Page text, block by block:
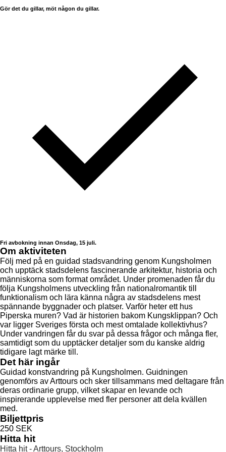
Gör det du gillar, möt någon du gillar.
Fri avbokning innan Onsdag, 15 juli.
Om aktiviteten
Följ med på en guidad stadsvandring genom Kungsholmen
och upptäck stadsdelens fascinerande arkitektur, historia och
människorna som format området. Under promenaden får du
följa Kungsholmens utveckling från nationalromantik till
funktionalism och lära känna några av stadsdelens mest
spännande byggnader och platser. Varför heter ett hus
Piperska muren? Vad är historien bakom Kungsklippan? Och
var ligger Sveriges första och mest omtalade kollektivhus?
Under vandringen får du svar på dessa frågor och många fler,
samtidigt som du upptäcker detaljer som du kanske aldrig
tidigare lagt märke till.
Det här ingår
Guidad konstvandring på Kungsholmen. Guidningen
genomförs av Arttours och sker tillsammans med deltagare från
deras ordinarie grupp, vilket skapar en levande och
inspirerande upplevelse med fler personer att dela kvällen
med.
Biljettpris
250 SEK
Hitta hit
Hitta hit - Arttours, Stockholm